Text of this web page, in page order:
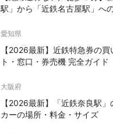
駅」から「近鉄名古屋駅」へ
愛知県
【2026最新】近鉄特急券の
ト・窓口・券売機 完全ガイド
大阪府
【2026最新】「近鉄奈良駅」
カーの場所・料金・サイズ